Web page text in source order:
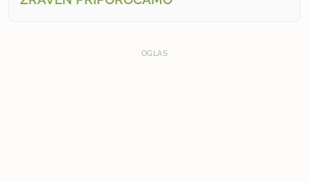
OGLAS